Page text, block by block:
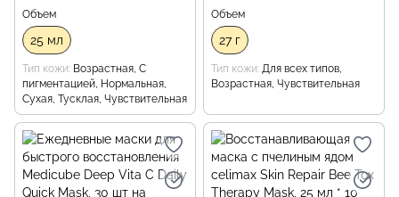
Объем
25 мл
Тип кожи Возрастная, С
пигментацией, Нормальная,
Сухая, Тусклая, Чувствительная
Объем
27 г
Тип кожи Для всех типов,
Возрастная, Чувствительная